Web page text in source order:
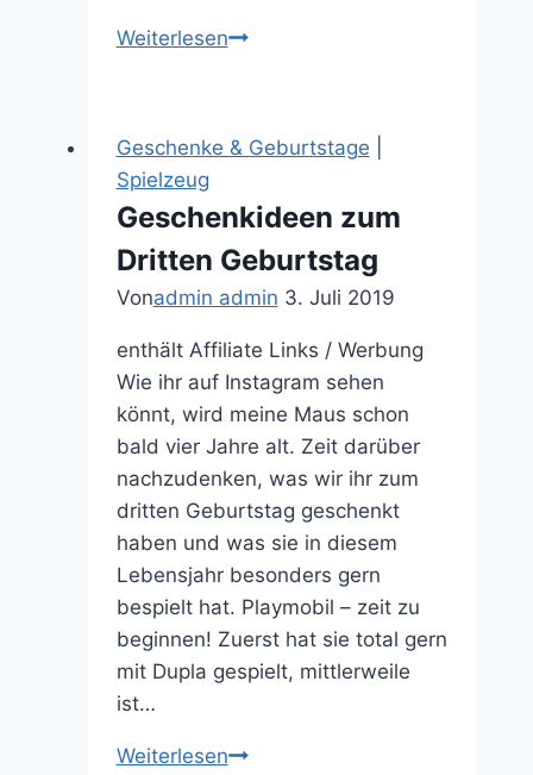
WeiterlesenDer
Geschenke & Geburtstage
Spielzeug
Geschenkideen zum
Dritten Geburtstag
Vonadmin admin 3. Juli 2019
enthält Affiliate Links / Werbung
Wie ihr auf Instagram sehen
könnt, wird meine Maus schon
bald vier Jahre alt. Zeit darüber
nachzudenken, was wir ihr zum
dritten Geburtstag geschenkt
haben und was sie in diesem
Lebensjahr besonders gern
bespielt hat. Playmobil – zeit zu
beginnen! Zuerst hat sie total gern
mit Dupla gespielt, mittlerweile
ist…
WeiterlesenGeschenkideen